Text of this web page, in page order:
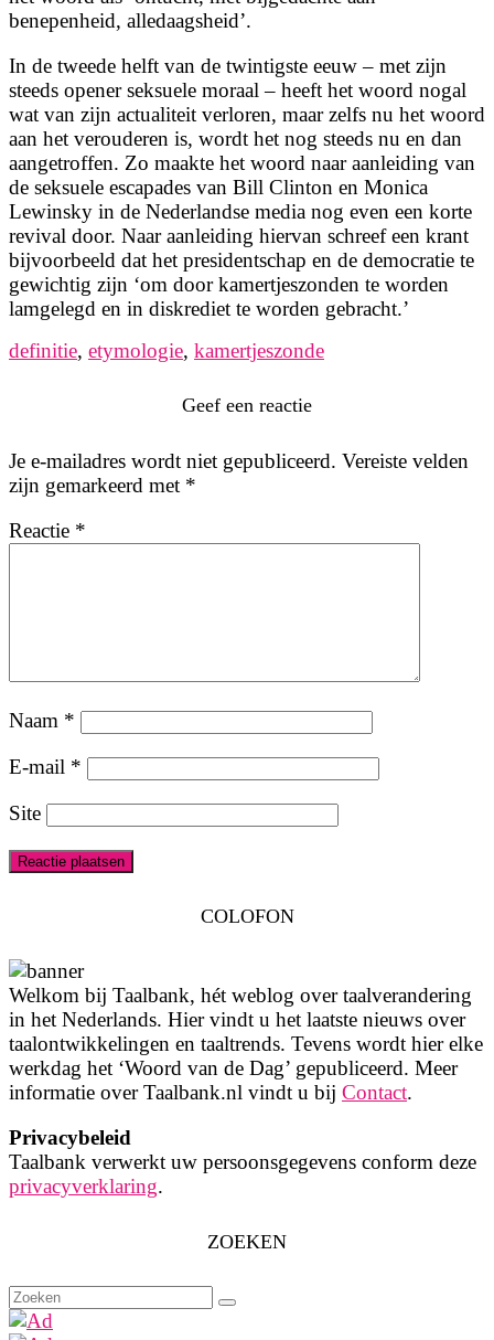
benepenheid, alledaagsheid’.
In de tweede helft van de twintigste eeuw – met zijn
steeds opener seksuele moraal – heeft het woord nogal
wat van zijn actualiteit verloren, maar zelfs nu het woord
aan het verouderen is, wordt het nog steeds nu en dan
aangetroffen. Zo maakte het woord naar aanleiding van
de seksuele escapades van Bill Clinton en Monica
Lewinsky in de Nederlandse media nog even een korte
revival door. Naar aanleiding hiervan schreef een krant
bijvoorbeeld dat het presidentschap en de democratie te
gewichtig zijn ‘om door kamertjeszonden te worden
lamgelegd en in diskrediet te worden gebracht.’
definitie, etymologie, kamertjeszonde
Geef een reactie
Je e-mailadres wordt niet gepubliceerd. Vereiste velden
zijn gemarkeerd met *
Reactie *
Naam *
E-mail *
Site
COLOFON
Welkom bij Taalbank, hét weblog over taalverandering
in het Nederlands. Hier vindt u het laatste nieuws over
taalontwikkelingen en taaltrends. Tevens wordt hier elke
werkdag het ‘Woord van de Dag’ gepubliceerd. Meer
informatie over Taalbank.nl vindt u bij Contact.
Privacybeleid
Taalbank verwerkt uw persoonsgegevens conform deze
privacyverklaring.
ZOEKEN
Zoeken
naar: